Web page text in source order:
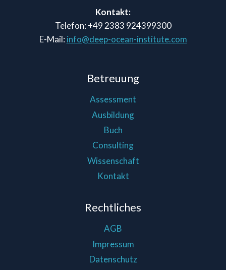
Kontakt:
Telefon: +49 2383 924399300
E-Mail: info@deep-ocean-institute.com
Betreuung
Assessment
Ausbildung
Buch
Consulting
Wissenschaft
Kontakt
Rechtliches
AGB
Impressum
Datenschutz